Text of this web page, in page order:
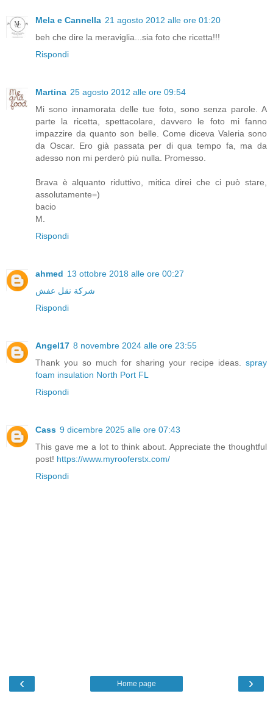
Mela e Cannella 21 agosto 2012 alle ore 01:20
beh che dire la meraviglia...sia foto che ricetta!!!
Rispondi
Martina 25 agosto 2012 alle ore 09:54
Mi sono innamorata delle tue foto, sono senza parole. A
parte la ricetta, spettacolare, davvero le foto mi fanno
impazzire da quanto son belle. Come diceva Valeria sono
da Oscar. Ero già passata per di qua tempo fa, ma da
adesso non mi perderò più nulla. Promesso.
Brava è alquanto riduttivo, mitica direi che ci può stare,
assolutamente=)
bacio
M.
Rispondi
ahmed 13 ottobre 2018 alle ore 00:27
شركة نقل عفش
Rispondi
Angel17 8 novembre 2024 alle ore 23:55
Thank you so much for sharing your recipe ideas. spray
foam insulation North Port FL
Rispondi
Cass 9 dicembre 2025 alle ore 07:43
This gave me a lot to think about. Appreciate the thoughtful
post! https://www.myrooferstx.com/
Rispondi
‹ ›
Home page